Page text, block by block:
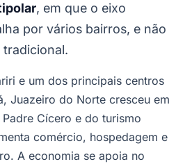
, em que o eixo
por vários bairros, e não
e um dos principais centros
Juazeiro do Norte cresceu em
Cícero e do turismo
comércio, hospedagem e
A economia se apoia no